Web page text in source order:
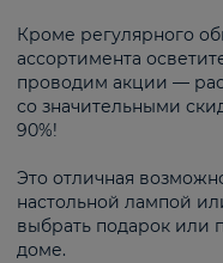
Кроме регулярного
ассортимента
проводим акции —
со значительными
90%!
Это отличная
настольной лампой
выбрать подарок или
доме.